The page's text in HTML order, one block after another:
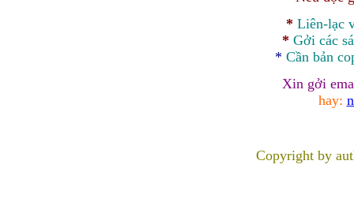
* Liên-lạc
* Gởi các
* Cần bản
Xin gởi
hay:
Copyright by